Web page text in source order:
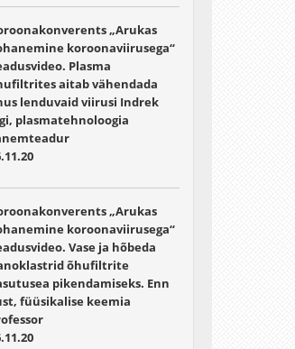
„Arukas
koroonaviirusega“
Plasma
aitab vähendada
lenduvaid viirusi Indrek
plasmatehnoloogia
„Arukas
koroonaviirusega“
Vase ja hõbeda
õhufiltrite
pikendamiseks. Enn
füüsikalise keemia